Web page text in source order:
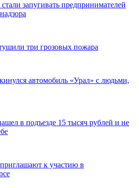
запугивать предпринимателей
три грозовых пожара
автомобиль «Урал» с людьми,
в подъезде 15 тысяч рублей и не
к участию в